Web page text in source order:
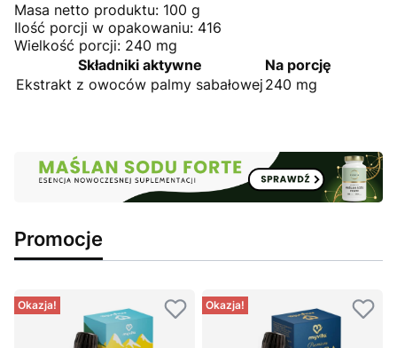
Masa netto produktu: 100 g
Ilość porcji w opakowaniu: 416
Wielkość porcji: 240 mg
Składniki aktywne
Na porcję
Ekstrakt z owoców palmy sabałowej 240 mg
Promocje
Okazja! Okazja!